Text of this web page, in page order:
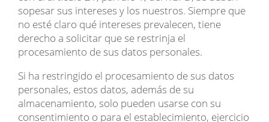
sopesar sus intereses y los nuestros. Siempre que
no esté claro qué intereses prevalecen, tiene
derecho a solicitar que se restrinja el
procesamiento de sus datos personales.
Si ha restringido el procesamiento de sus datos
personales, estos datos, además de su
almacenamiento, solo pueden usarse con su
consentimiento o para el establecimiento, ejercicio